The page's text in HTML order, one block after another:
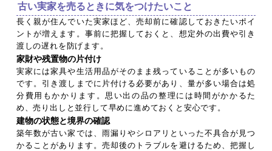
古い実家を売るときに気をつけたいこと
長く親が住んでいた実家ほど、売却前に確認しておきたいポイ
ントが増えます。事前に把握しておくと、想定外の出費や引き
渡しの遅れを防げます。
家財や残置物の片付け
実家には家具や生活用品がそのまま残っていることが多いもの
です。引き渡しまでに片付ける必要があり、量が多い場合は処
分費用もかかります。思い出の品の整理には時間がかかるた
め、売り出しと並行して早めに進めておくと安心です。
建物の状態と境界の確認
築年数が古い家では、雨漏りやシロアリといった不具合が見つ
かることがあります。売却後のトラブルを避けるため、把握し